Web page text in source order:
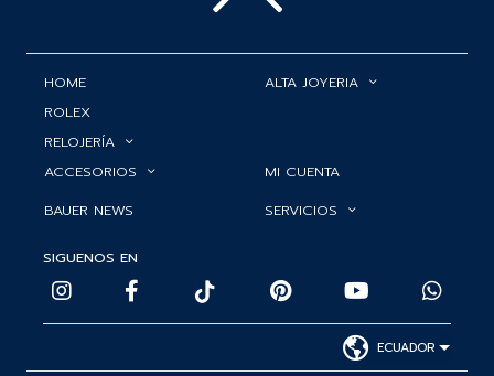
HOME
ROLEX
RELOJERÍA
ALTA JOYERIA
ACCESORIOS
BAUER NEWS
MI CUENTA
SERVICIOS
SIGUENOS EN
ECUADOR